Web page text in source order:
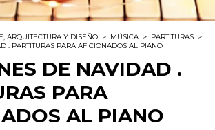
ARQUITECTURA Y DISEÑO > MÚSICA > PARTITURAS >
. PARTITURAS PARA AFICIONADOS AL PIANO
DE NAVIDAD .
PARA
AL PIANO